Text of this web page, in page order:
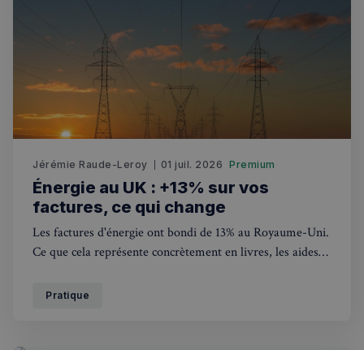
Jérémie Raude-Leroy 01 juil. 2026 Premium
Énergie au UK : +13% sur vos
factures, ce qui change
Les factures d'énergie ont bondi de 13% au Royaume-Uni.
Ce que cela représente concrètement en livres, les aides
Pratique